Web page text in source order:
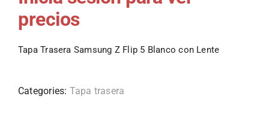
precios
Tapa Trasera Samsung Z Flip 5 Blanco con Lente
Categories: Tapa trasera